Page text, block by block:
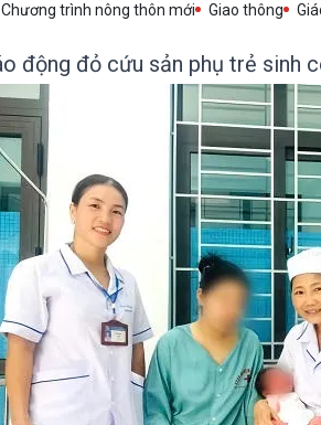
Chương trình nông thôn mới Giao thông
động đỏ cứu sản phụ trẻ sinh